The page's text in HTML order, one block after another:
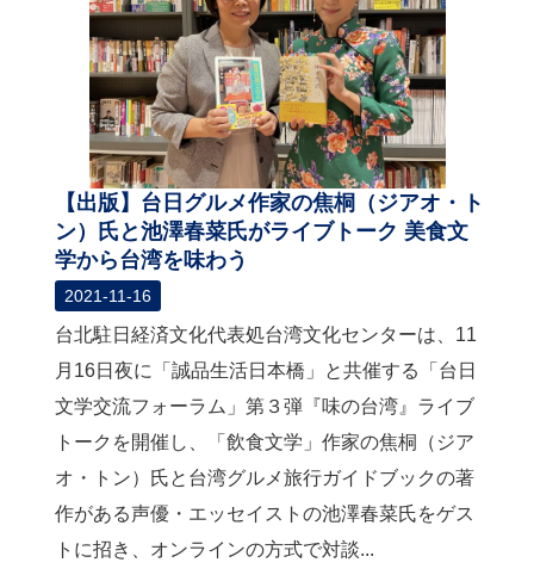
【出版】台日グルメ作家の焦桐（ジアオ・ト
ン）氏と池澤春菜氏がライブトーク 美食文
学から台湾を味わう
2021-11-16
台北駐日経済文化代表処台湾文化センターは、11
月16日夜に「誠品生活日本橋」と共催する「台日
文学交流フォーラム」第３弾『味の台湾』ライブ
トークを開催し、「飲食文学」作家の焦桐（ジア
オ・トン）氏と台湾グルメ旅行ガイドブックの著
作がある声優・エッセイストの池澤春菜氏をゲス
トに招き、オンラインの方式で対談...